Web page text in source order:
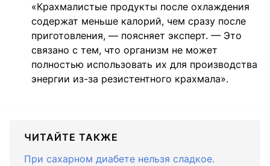
«Крахмалистые продукты после охлаждения
содержат меньше калорий, чем сразу после
приготовления, — поясняет эксперт. — Это
связано с тем, что организм не может
полностью использовать их для производства
энергии из-за резистентного крахмала».
ЧИТАЙТЕ ТАКЖЕ
При сахарном диабете нельзя сладкое.